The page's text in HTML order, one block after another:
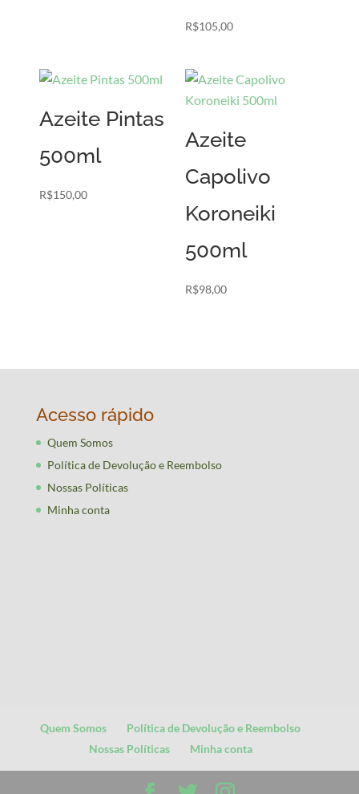
R$105,00
Azeite Pintas
500ml
R$150,00
Azeite
Capolivo
Koroneiki
500ml
R$98,00
Acesso rápido
Quem Somos
Política de Devolução e Reembolso
Nossas Políticas
Minha conta
Quem Somos
Política de Devolução e Reembolso
Nossas Políticas
Minha conta